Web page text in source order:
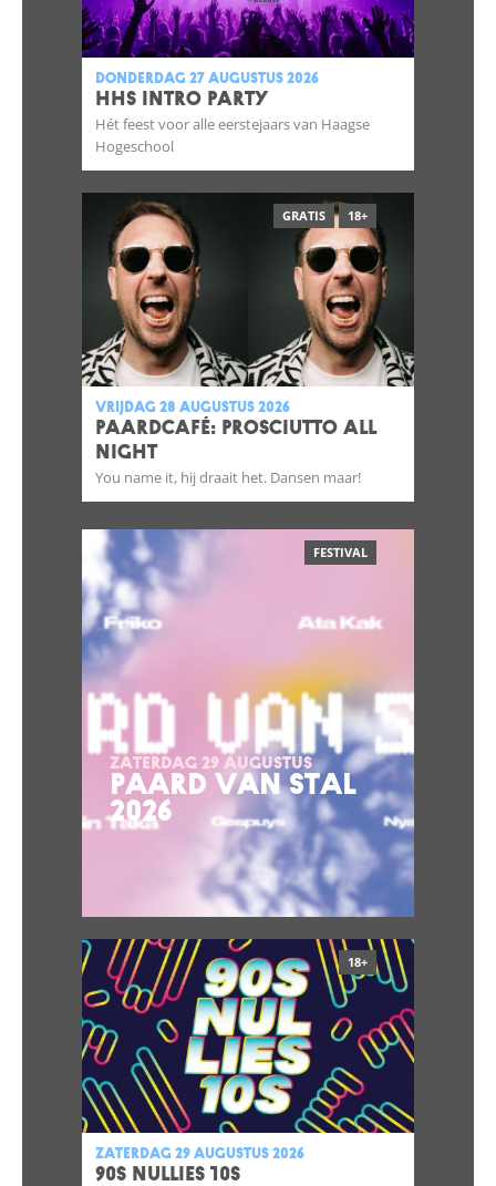
donderdag 27 augustus 2026
HHS INTRO PARTY
Hét feest voor alle eerstejaars van Haagse
Hogeschool
GRATIS 18+
vrijdag 28 augustus 2026
Paardcafé: Prosciutto All
Night
You name it, hij draait het. Dansen maar!
FESTIVAL
ZATERDAG 29 AUGUSTUS
PAARD VAN STAL
2026
18+
zaterdag 29 augustus 2026
90S NULLIES 10S